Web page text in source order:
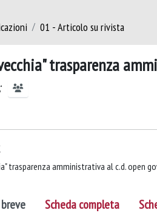
01 - Articolo su rivista
trasparenza
trasparenza amministrativa al c.d. open
Scheda completa